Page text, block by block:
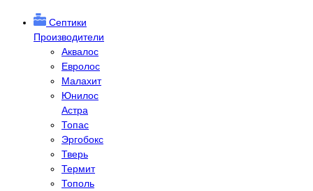
Септики
Производители
Аквалос
Евролос
Малахит
Юнилос
Астра
Топас
Эргобокс
Тверь
Термит
Тополь